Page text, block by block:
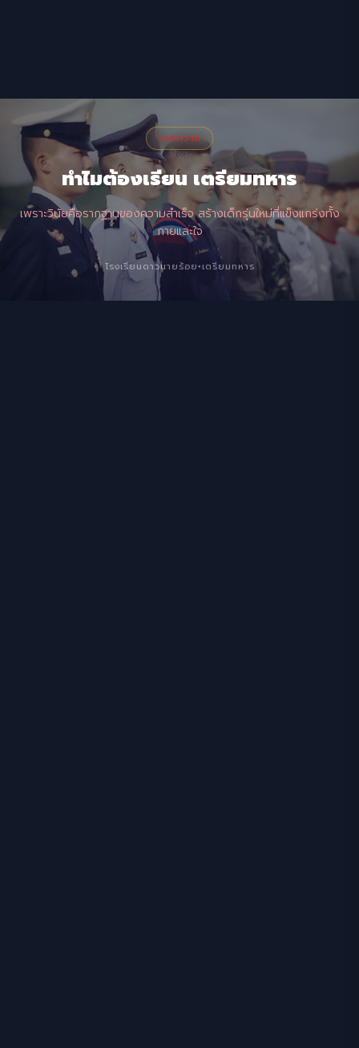
บทความ
ทำไมต้องเรียน เตรียมทหาร
เพราะวินัยคือรากฐานของความสำเร็จ สร้างเด็กรุ่นใหม่ที่แข็งแกร่งทั้ง
กายและใจ
โรงเรียนดาวนายร้อย ● เตรียมทหาร